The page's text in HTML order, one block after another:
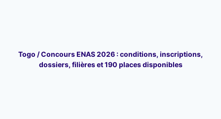
Togo / Concours ENAS 2026 : conditions, inscriptions,
dossiers, filières et 190 places disponibles